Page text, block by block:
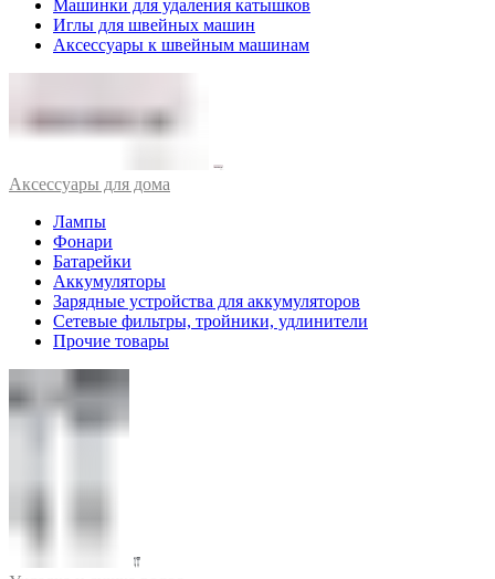
Машинки для удаления катышков
Иглы для швейных машин
Аксессуары к швейным машинам
Аксессуары для дома
Лампы
Фонари
Батарейки
Аккумуляторы
Зарядные устройства для аккумуляторов
Сетевые фильтры, тройники, удлинители
Прочие товары